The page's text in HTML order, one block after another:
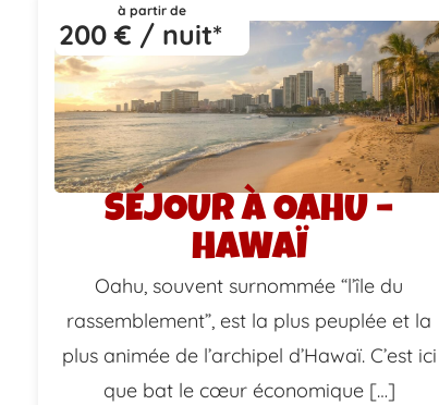
à partir de
200 € / nuit*
SÉJOUR À OAHU –
HAWAÏ
Oahu, souvent surnommée “l’île du
rassemblement”, est la plus peuplée et la
plus animée de l’archipel d’Hawaï. C’est ici
que bat le cœur économique […]